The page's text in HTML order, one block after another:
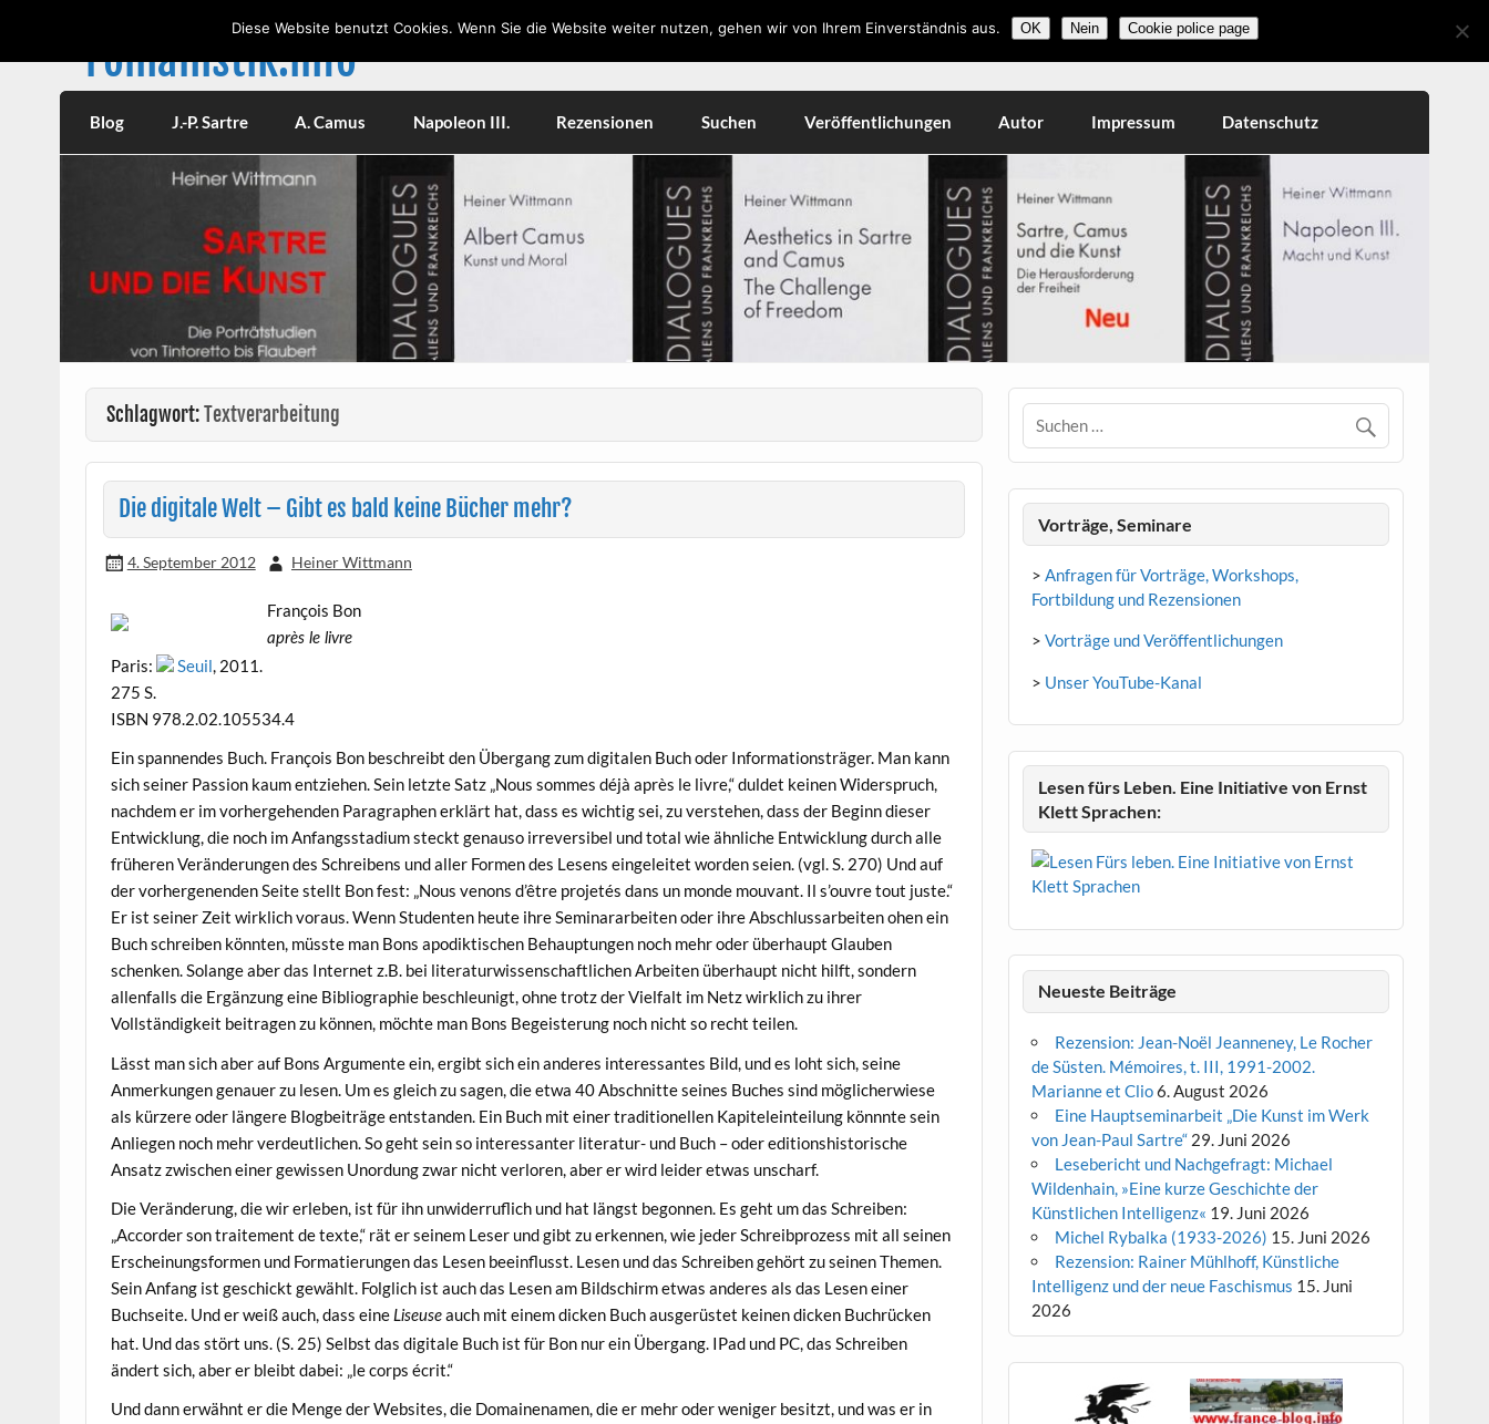
romanistik.info
Blog J.-P. Sartre A. Camus Napoleon III. Rezensionen Suchen Veröffentlichungen Autor Impressum Datenschutz
Schlagwort:Textverarbeitung
Die digitale Welt – Gibt es bald keine Bücher mehr?
4. September 2012 Heiner Wittmann
François Bon
après le livre
Paris: Seuil, 2011.
275 S.
ISBN 978.2.02.105534.4
Ein spannendes Buch. François Bon beschreibt den Übergang zum digitalen Buch oder Informationsträger. Man kann
sich seiner Passion kaum entziehen. Sein letzte Satz „Nous sommes déjà après le livre,“ duldet keinen Widerspruch,
nachdem er im vorhergehenden Paragraphen erklärt hat, dass es wichtig sei, zu verstehen, dass der Beginn dieser
Entwicklung, die noch im Anfangsstadium steckt genauso irreversibel und total wie ähnliche Entwicklung durch alle
früheren Veränderungen des Schreibens und aller Formen des Lesens eingeleitet worden seien. (vgl. S. 270) Und auf
der vorhergenenden Seite stellt Bon fest: „Nous venons d’être projetés dans un monde mouvant. Il s’ouvre tout juste.“
Er ist seiner Zeit wirklich voraus. Wenn Studenten heute ihre Seminararbeiten oder ihre Abschlussarbeiten ohen ein
Buch schreiben könnten, müsste man Bons apodiktischen Behauptungen noch mehr oder überhaupt Glauben
schenken. Solange aber das Internet z.B. bei literaturwissenschaftlichen Arbeiten überhaupt nicht hilft, sondern
allenfalls die Ergänzung eine Bibliographie beschleunigt, ohne trotz der Vielfalt im Netz wirklich zu ihrer
Vollständigkeit beitragen zu können, möchte man Bons Begeisterung noch nicht so recht teilen.
Lässt man sich aber auf Bons Argumente ein, ergibt sich ein anderes interessantes Bild, und es loht sich, seine
Anmerkungen genauer zu lesen. Um es gleich zu sagen, die etwa 40 Abschnitte seines Buches sind möglicherwiese
als kürzere oder längere Blogbeiträge entstanden. Ein Buch mit einer traditionellen Kapiteleinteilung könnnte sein
Anliegen noch mehr verdeutlichen. So geht sein so interessanter literatur- und Buch – oder editionshistorische
Ansatz zwischen einer gewissen Unordung zwar nicht verloren, aber er wird leider etwas unscharf.
Die Veränderung, die wir erleben, ist für ihn unwiderruflich und hat längst begonnen. Es geht um das Schreiben:
„Accorder son traitement de texte,“ rät er seinem Leser und gibt zu erkennen, wie jeder Schreibprozess mit all seinen
Erscheinungsformen und Formatierungen das Lesen beeinflusst. Lesen und das Schreiben gehört zu seinen Themen.
Sein Anfang ist geschickt gewählt. Folglich ist auch das Lesen am Bildschirm etwas anderes als das Lesen einer
Buchseite. Und er weiß auch, dass eine Liseuse auch mit einem dicken Buch ausgerüstet keinen dicken Buchrücken
hat. Und das stört uns. (S. 25) Selbst das digitale Buch ist für Bon nur ein Übergang. IPad und PC, das Schreiben
ändert sich, aber er bleibt dabei: „le corps écrit.“
Und dann erwähnt er die Menge der Websites, die Domainenamen, die er mehr oder weniger besitzt, und was er in
Vorträge, Seminare
> Anfragen für Vorträge, Workshops,
Fortbildung und Rezensionen
> Vorträge und Veröffentlichungen
> Unser YouTube-Kanal
Lesen fürs Leben. Eine Initiative von Ernst
Klett Sprachen:
Neueste Beiträge
Rezension: Jean-Noël Jeanneney, Le Rocher
de Süsten. Mémoires, t. III, 1991-2002.
Marianne et Clio6. August 2026
Eine Hauptseminarbeit „Die Kunst im Werk
von Jean-Paul Sartre“ 29. Juni 2026
Lesebericht und Nachgefragt: Michael
Wildenhain, »Eine kurze Geschichte der
Künstlichen Intelligenz« 19. Juni 2026
Michel Rybalka (1933-2026) 15. Juni 2026
Rezension: Rainer Mühlhoff, Künstliche
Intelligenz und der neue Faschismus 15. Juni
2026
Diese Website benutzt Cookies. Wenn Sie die Website weiter nutzen, gehen wir von Ihrem Einverständnis aus. OK Nein Cookie police page